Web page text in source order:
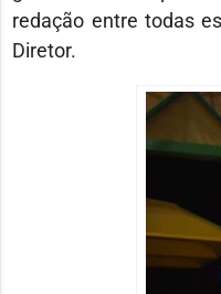
redação entre todas
Diretor.